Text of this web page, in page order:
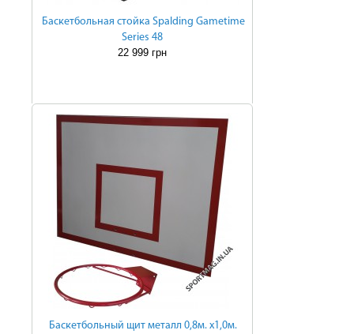
Баскетбольная стойка Spalding Gametime
Series 48
22 999 грн
Баскетбольный щит металл 0,8м. х1,0м.